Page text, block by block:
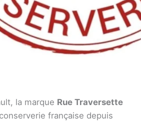
la marque Rue Traversette
française depuis